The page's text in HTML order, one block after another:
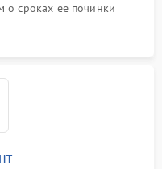
о сроках ее починки